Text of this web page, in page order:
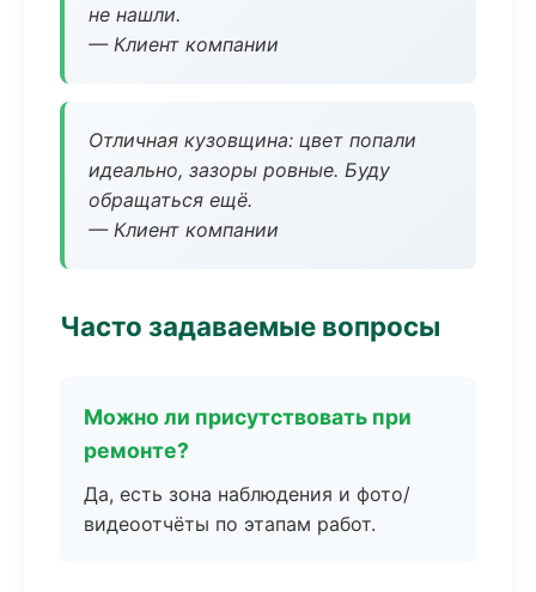
не нашли.
— Клиент компании
Отличная кузовщина: цвет попали
идеально, зазоры ровные. Буду
обращаться ещё.
— Клиент компании
Часто задаваемые вопросы
Можно ли присутствовать при
ремонте?
Да, есть зона наблюдения и фото/
видеоотчёты по этапам работ.